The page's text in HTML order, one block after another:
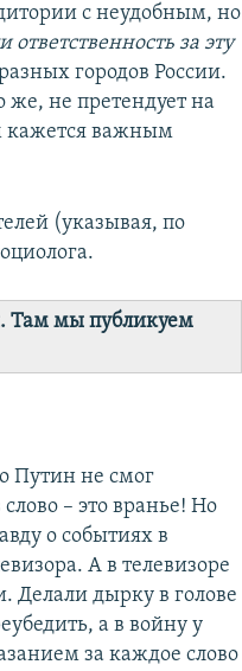
с неудобным, но
за эту
городов России.
же, не претендует на
кажется важным
(указывая, по
Там мы публикуем
Путин не смог
– это вранье! Но
о событиях в
А в телевизоре
Делали дырку в голове
а в войну у
за каждое слово